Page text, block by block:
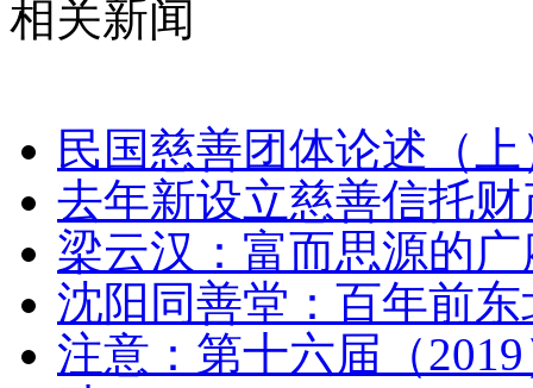
相关新闻
民国慈善团体论述（上
去年新设立慈善信托财
梁云汉：富而思源的
沈阳同善堂：百年前
注意：第十六届（